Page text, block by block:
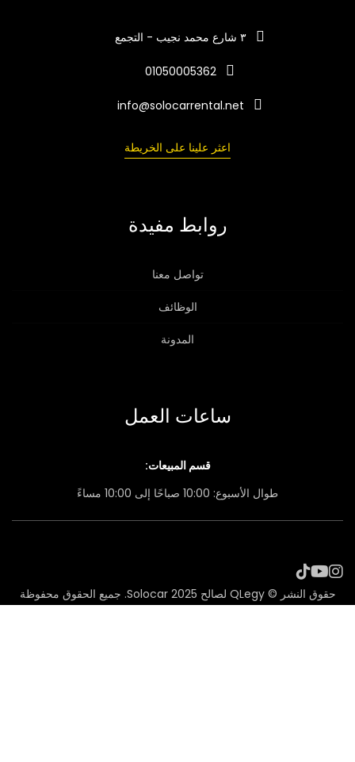
٣ شارع محمد نجيب - التجمع
01050005362
info@solocarrental.net
اعثر علينا على الخريطة
روابط مفيدة
تواصل معنا
الوظائف
المدونة
ساعات العمل
قسم المبيعات:
طوال الأسبوع: 10:00 صباحًا إلى 10:00 مساءً
حقوق النشر © QLegy لصالح Solocar 2025. جميع الحقوق محفوظة